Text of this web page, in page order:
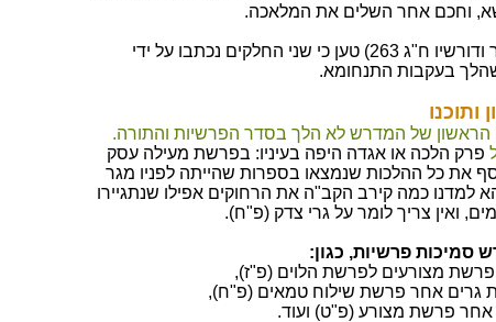
וחכם אחר השלים את המלאכה.
(דור דור ודורשיו ח"ג 263) טען כי שני החלקים נכתבו על ידי
בעקבות התנחומא.
ותוכנו
של המדרש לא הלך בסדר הפרשיות והתורה.
פרק הלכה או אגדה היפה בעיניו: בפרשת מעילה עסק
את כל ההלכות שנמצאו בספרות שהייתה לפניו מגר
למדנו כמה קירב הקב"ה את הרחוקים אפילו שנתגיירו
ואין צריך לומר על גרי צדק (פ"ח).
סמיכות פרשיות, כגון:
מצורעים לפרשת הלוים (פ"ז),
גרים אחר פרשת שילוח טמאים (פ"ח),
פרשת מצורע (פ"ט) ועוד.